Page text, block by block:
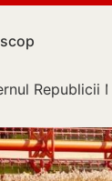
Republicii